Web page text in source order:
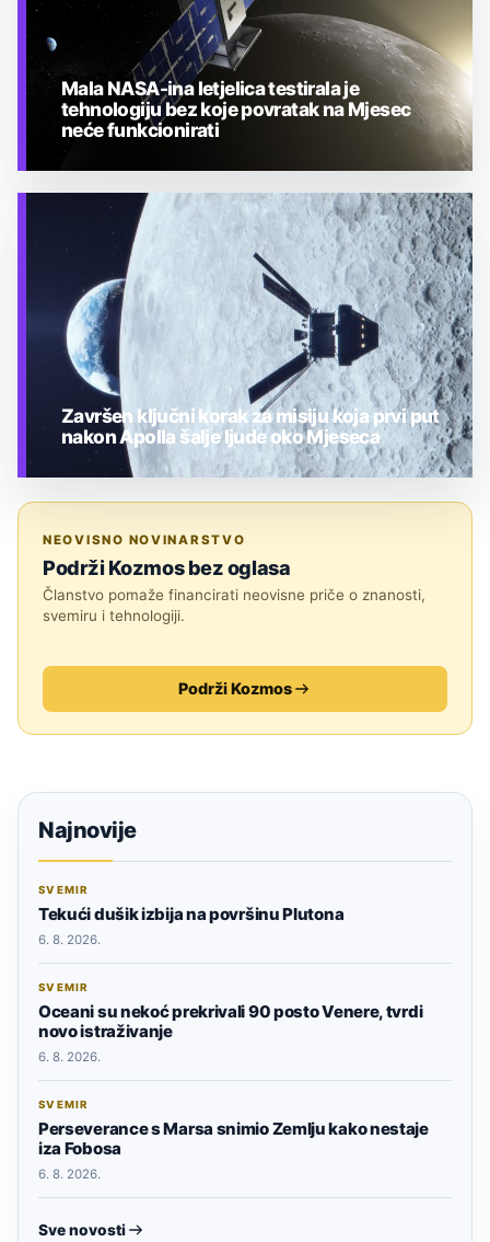
TEHNOLOGIJA
Mala NASA-ina letjelica testirala je
tehnologiju bez koje povratak na Mjesec
neće funkcionirati
Završen ključni korak za misiju koja prvi put
nakon Apolla šalje ljude oko Mjeseca
NEOVISNO NOVINARSTVO
Podrži Kozmos bez oglasa
Članstvo pomaže financirati neovisne priče o znanosti,
svemiru i tehnologiji.
Podrži Kozmos
Najnovije
SVEMIR
Tekući dušik izbija na površinu Plutona
6. 8. 2026.
SVEMIR
Oceani su nekoć prekrivali 90 posto Venere, tvrdi
novo istraživanje
6. 8. 2026.
SVEMIR
Perseverance s Marsa snimio Zemlju kako nestaje
iza Fobosa
6. 8. 2026.
Sve novosti